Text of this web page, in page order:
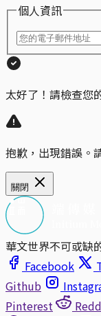
個人資訊
太好了！請檢查您
抱歉，出現錯誤。
關閉
華文世界不可或缺
Facebook
Github
Pinterest